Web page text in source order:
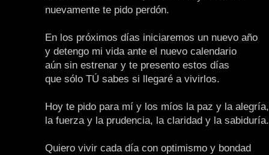
nuevamente te pido perdón.
En los próximos días iniciaremos un nuevo año
y detengo mi vida ante el nuevo calendario
aún sin estrenar y te presento estos días
que sólo TÚ sabes si llegaré a vivirlos.
Hoy te pido para mí y los míos la paz y la alegría,
la fuerza y la prudencia, la claridad y la sabiduría.
Quiero vivir cada día con optimismo y bondad